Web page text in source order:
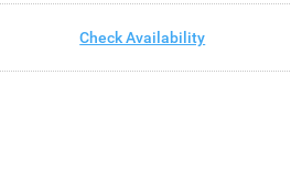
Check Availability